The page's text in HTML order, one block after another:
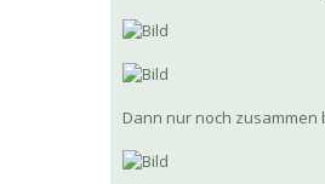
Dann nur noch